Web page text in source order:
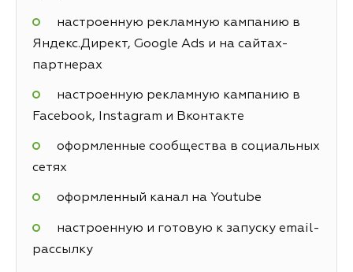
настроенную рекламную кампанию в
Яндекс.Директ, Google Ads и на сайтах-
партнерах
настроенную рекламную кампанию в
Facebook, Instagram и Вконтакте
оформленные сообщества в социальных
сетях
оформленный канал на Youtube
настроенную и готовую к запуску email-
рассылку